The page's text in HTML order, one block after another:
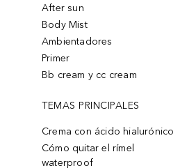
After sun
Body Mist
Ambientadores
Primer
Bb cream y cc cream
TEMAS PRINCIPALES
Crema con ácido hialurónico
Cómo quitar el rímel
waterproof